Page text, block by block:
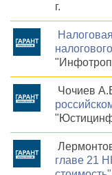
г.
Чочиев
главе 21